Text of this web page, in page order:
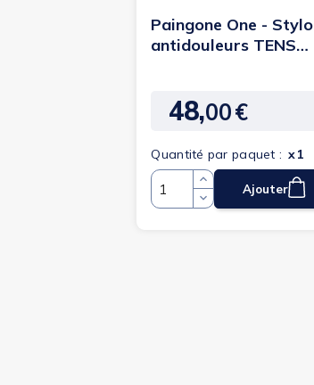
Paingone One - Stylo
antidouleurs TENS
Prix
48,00€
Quantité par paquet : x1
QuantitéAjouter